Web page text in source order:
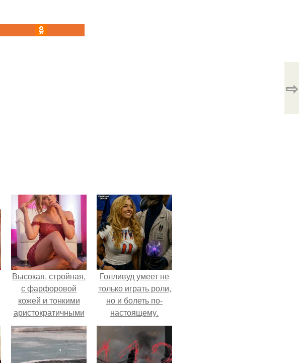
⇨
Высокая, стройная,
с фарфоровой
кожей и тонкими
аристократичными
чертами, эль
выглядит так, будто
сошла с полотна
Голливуд умеет не
только играть роли,
но и болеть по-
настоящему.